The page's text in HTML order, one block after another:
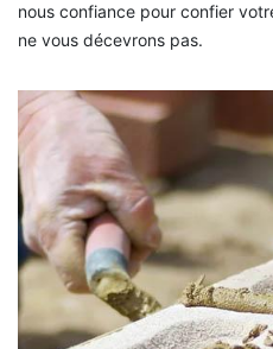
nous confiance pour confier
ne vous décevrons pas.